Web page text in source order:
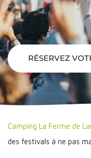
RÉSERVEZ
Camping La Ferme de
des festivals à ne pas